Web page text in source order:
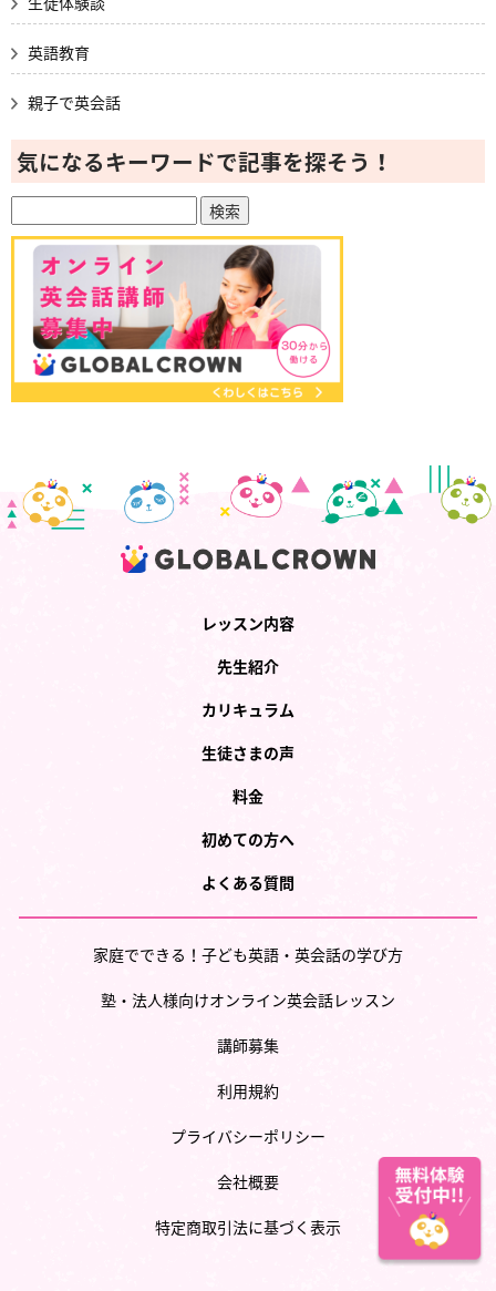
英語教育
親子で英会話
気になるキーワードで記事を探そう！
レッスン内容
先生紹介
カリキュラム
生徒さまの声
料金
初めての方へ
よくある質問
家庭でできる！子ども英語・英会話の学び方
塾・法人様向けオンライン英会話レッスン
講師募集
利用規約
プライバシーポリシー
会社概要
特定商取引法に基づく表示